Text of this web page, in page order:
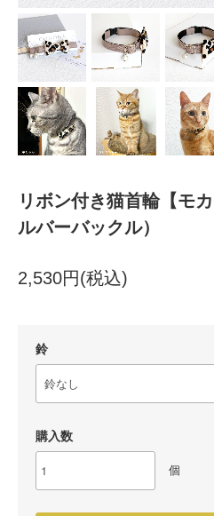
リボン付き猫首輪【モ
ルバーバックル）
2,530円(税込)
鈴
購入数
個